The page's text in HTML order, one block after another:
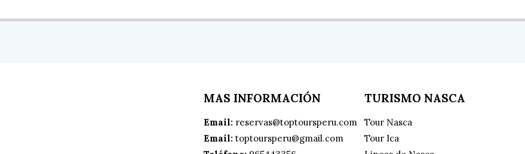
MAS INFORMACIÓN
Email: reservas@toptoursperu.com
Email: toptoursperu@gmail.com
TURISMO NASCA
Tour Nasca
Tour Ica